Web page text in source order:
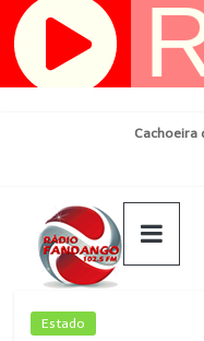
Pular
para
Cachoeira
Estado